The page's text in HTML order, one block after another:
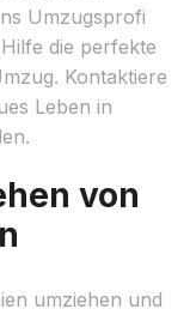
Umzugsprofi
die perfekte
Kontaktiere
Leben in
von
umziehen und